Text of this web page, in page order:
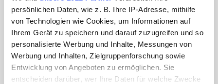
persönlichen Daten, wie z. B. Ihre IP-Adresse, mithilfe
von Technologien wie Cookies, um Informationen auf
Ihrem Gerät zu speichern und darauf zuzugreifen und so
personalisierte Werbung und Inhalte, Messungen von
Werbung und Inhalten, Zielgruppenforschung sowie
Entwicklung von Angeboten zu ermöglichen. Sie
entscheiden darüber, wer Ihre Daten für welche Zwecke